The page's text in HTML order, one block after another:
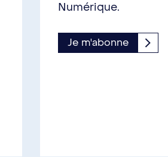
Numérique.
Je m'abonne